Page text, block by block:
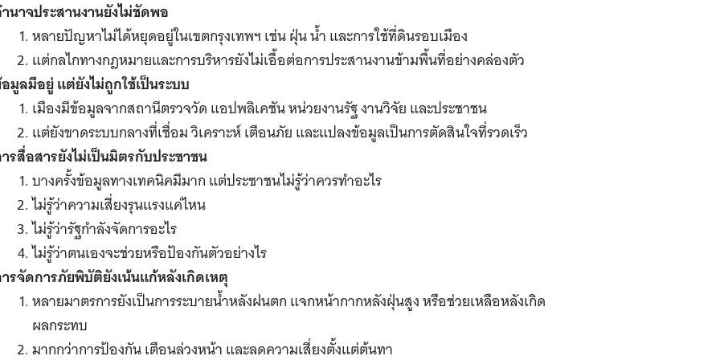
นาจประสานงานยังไม่ชัดพอ
หลายปัญหาไม่ได้หยุดอยู่ในเขตกรุงเทพฯ เช่น ฝุ่น น้ำ และการใช้ที่ดินรอบเมือง
แต่กลไกทางกฎหมายและการบริหารยังไม่เอื้อต่อการประสานงานข้ามพื้นที่อย่างคล่องตัว
มูลมีอยู่ แต่ยังไม่ถูกใช้เป็นระบบ
เมืองมีข้อมูลจากสถานีตรวจวัด แอปพลิเคชัน หน่วยงานรัฐ งานวิจัย และประชาชน
แต่ยังขาดระบบกลางที่เชื่อม วิเคราะห์ เตือนภัย และแปลงข้อมูลเป็นการตัดสินใจที่รวดเร็ว
รสื่อสารยังไม่เป็นมิตรกับประชาชน
บางครั้งข้อมูลทางเทคนิคมีมาก แต่ประชาชนไม่รู้ว่าควรทำอะไร
ไม่รู้ว่าความเสี่ยงรุนแรงแค่ไหน
ไม่รู้ว่ารัฐกำลังจัดการอะไร
ไม่รู้ว่าตนเองจะช่วยหรือป้องกันตัวอย่างไร
รจัดการภัยพิบัติยังเน้นแก้หลังเกิดเหตุ
หลายมาตรการยังเป็นการระบายน้ำหลังฝนตก แจกหน้ากากหลังฝุ่นสูง หรือช่วยเหลือหลังเกิด
ผลกระทบ
มากกว่าการป้องกัน เตือนล่วงหน้า และลดความเสี่ยงตั้งแต่ต้นทา